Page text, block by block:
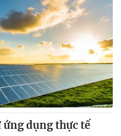
dụng thực tế